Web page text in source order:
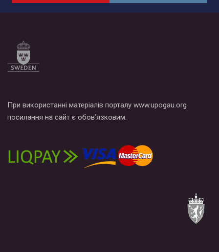
При використанні матеріалів порталу www.upogau.org
посилання на сайт є обов’язковим.